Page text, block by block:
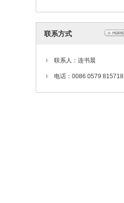
联系方式
联系人：连书晨
电话：0086 0579 815718
66